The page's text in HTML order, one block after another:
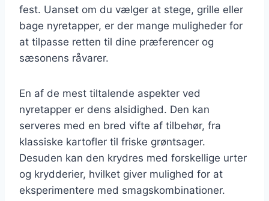
fest. Uanset om du vælger at stege, grille eller
bage nyretapper, er der mange muligheder for
at tilpasse retten til dine præferencer og
sæsonens råvarer.
En af de mest tiltalende aspekter ved
nyretapper er dens alsidighed. Den kan
serveres med en bred vifte af tilbehør, fra
klassiske kartofler til friske grøntsager.
Desuden kan den krydres med forskellige urter
og krydderier, hvilket giver mulighed for at
eksperimentere med smagskombinationer.